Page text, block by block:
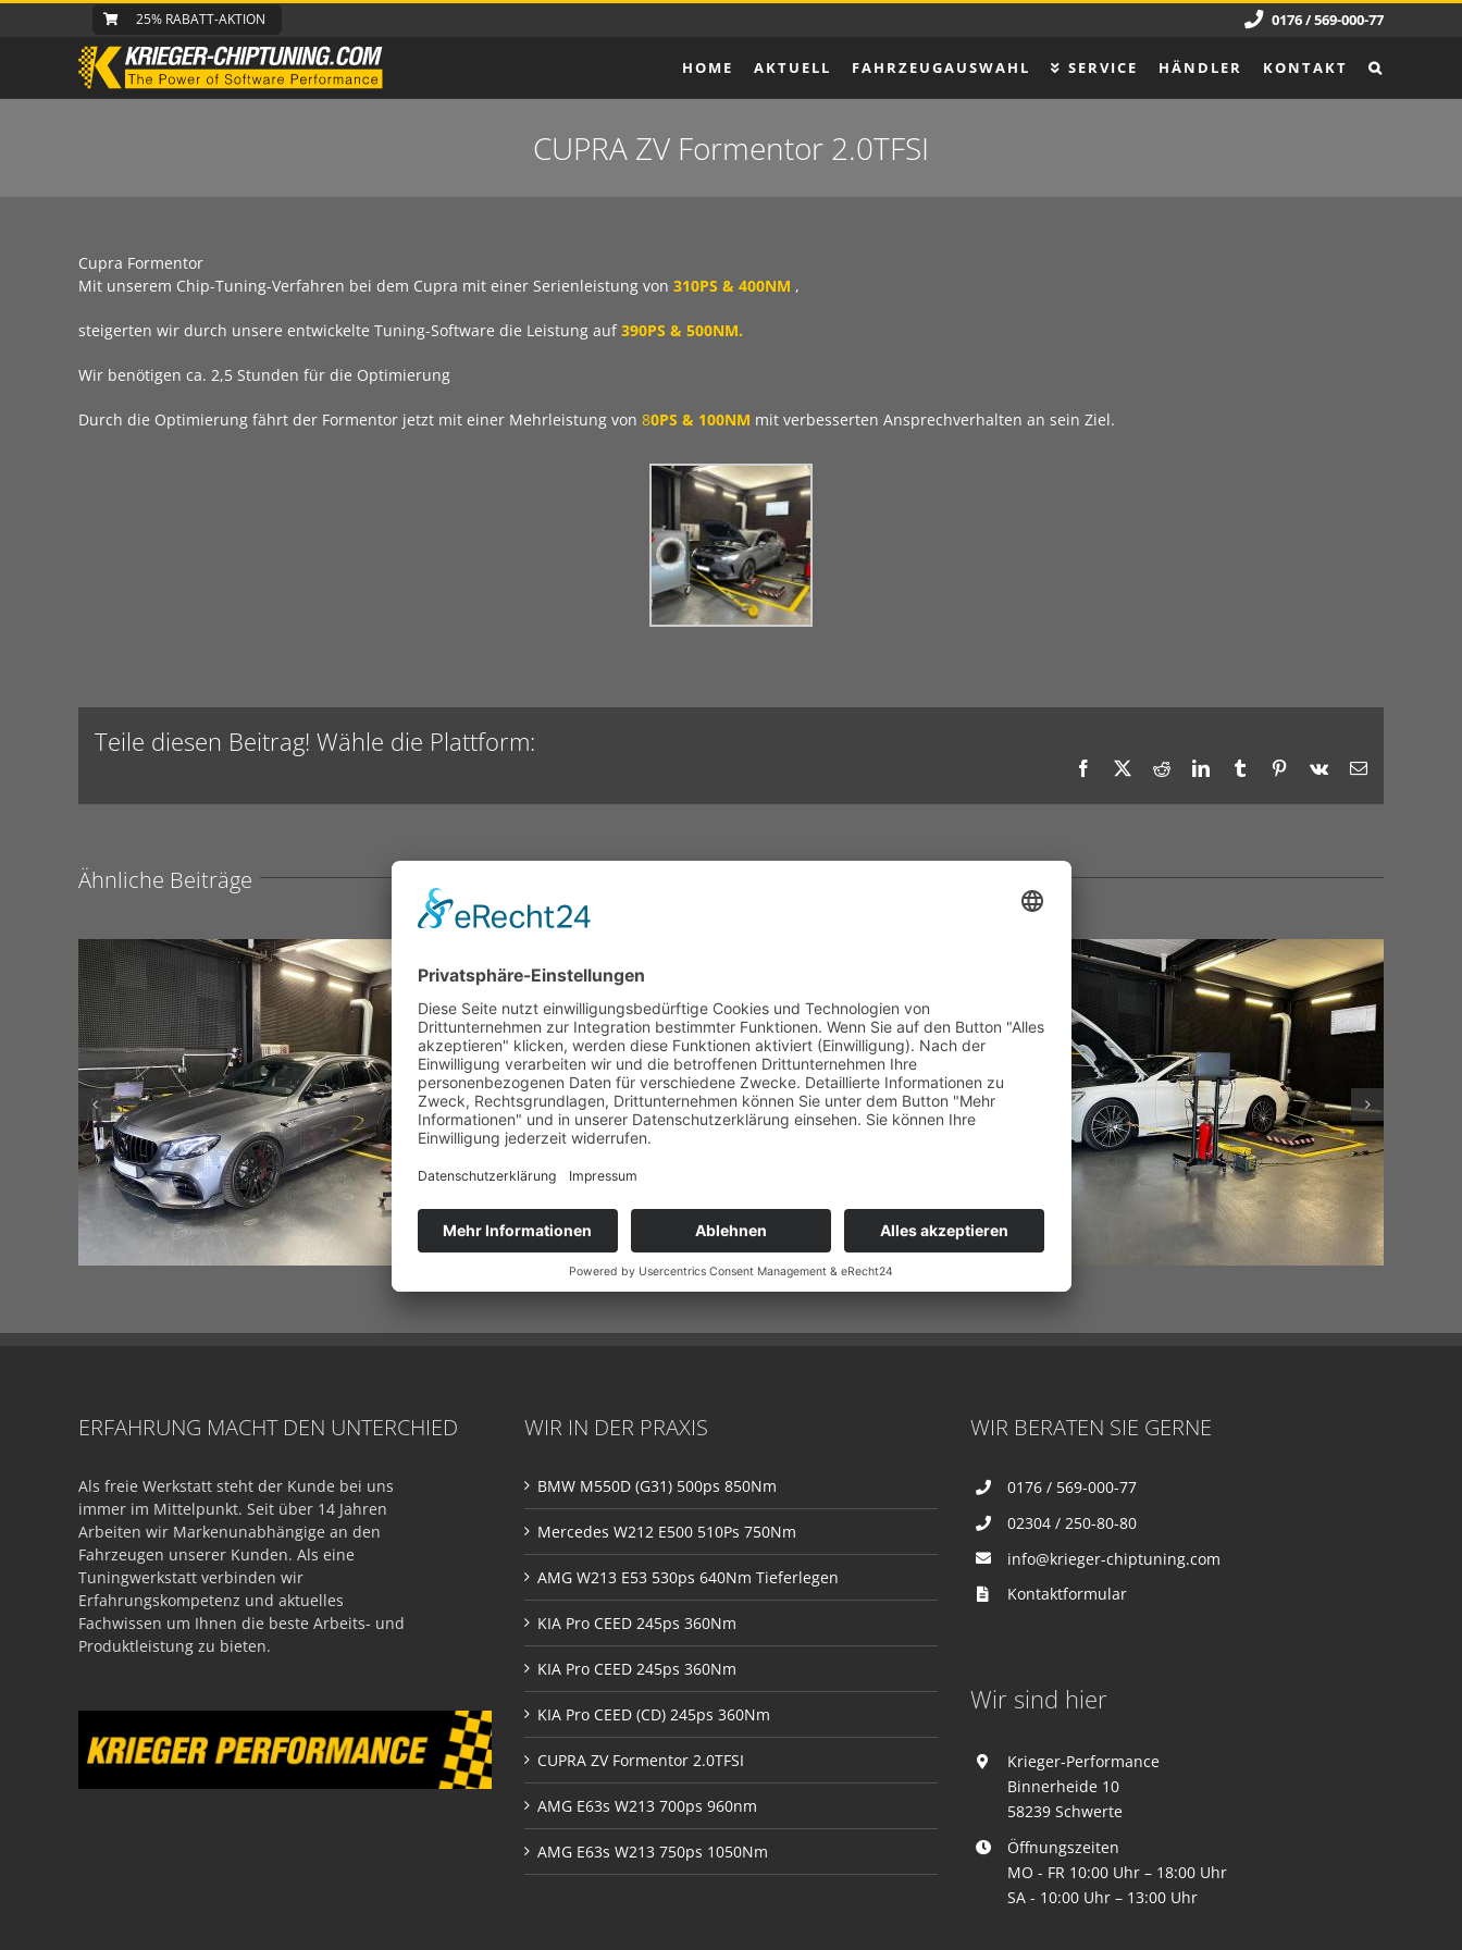
Zum
25% RABATT-AKTION 0176 / 569-000-77
HOME AKTUELL FAHRZEUGAUSWAHL SERVICE HÄNDLER KONTAKT
CUPRA ZV Formentor 2.0TFSI
Cupra Formentor
Mit unserem Chip-Tuning-Verfahren bei dem Cupra mit einer Serienleistung von 310PS & 400NM ,
steigerten wir durch unsere entwickelte Tuning-Software die Leistung auf390PS & 500NM.
Wir benötigen ca. 2,5 Stunden für die Optimierung
Durch die Optimierung fährt der Formentor jetzt mit einer Mehrleistung von 80PS & 100NM mit verbesserten Ansprechverhalten an sein Ziel.
Teile diesen Beitrag! Wähle die Plattform:
Facebook RedditLinkedInTumblr Pinterest
Vk
E-
Ähnliche Beiträge
ERFAHRUNG MACHT DEN UNTERCHIED
Als freie Werkstatt steht der Kunde bei uns
immer im Mittelpunkt. Seit über 14 Jahren
Arbeiten wir Markenunabhängige an den
Fahrzeugen unserer Kunden. Als eine
Tuningwerkstatt verbinden wir
Erfahrungskompetenz und aktuelles
Fachwissen um Ihnen die beste Arbeits- und
Produktleistung zu bieten.
WIR IN DER PRAXIS
BMW M550D (G31) 500ps 850Nm
Mercedes W212 E500 510Ps 750Nm
AMG W213 E53 530ps 640Nm Tieferlegen
KIA Pro CEED 245ps 360Nm
KIA Pro CEED 245ps 360Nm
KIA Pro CEED (CD) 245ps 360Nm
CUPRA ZV Formentor 2.0TFSI
AMG E63s W213 700ps 960nm
AMG E63s W213 750ps 1050Nm
WIR BERATEN SIE GERNE
0176 / 569-000-77
02304 / 250-80-80
info@krieger-chiptuning.com
Kontaktformular
Wir sind hier
Krieger-Performance
Binnerheide 10
58239 Schwerte
Öffnungszeiten
MO - FR 10:00 Uhr – 18:00 Uhr
SA - 10:00 Uhr – 13:00 Uhr